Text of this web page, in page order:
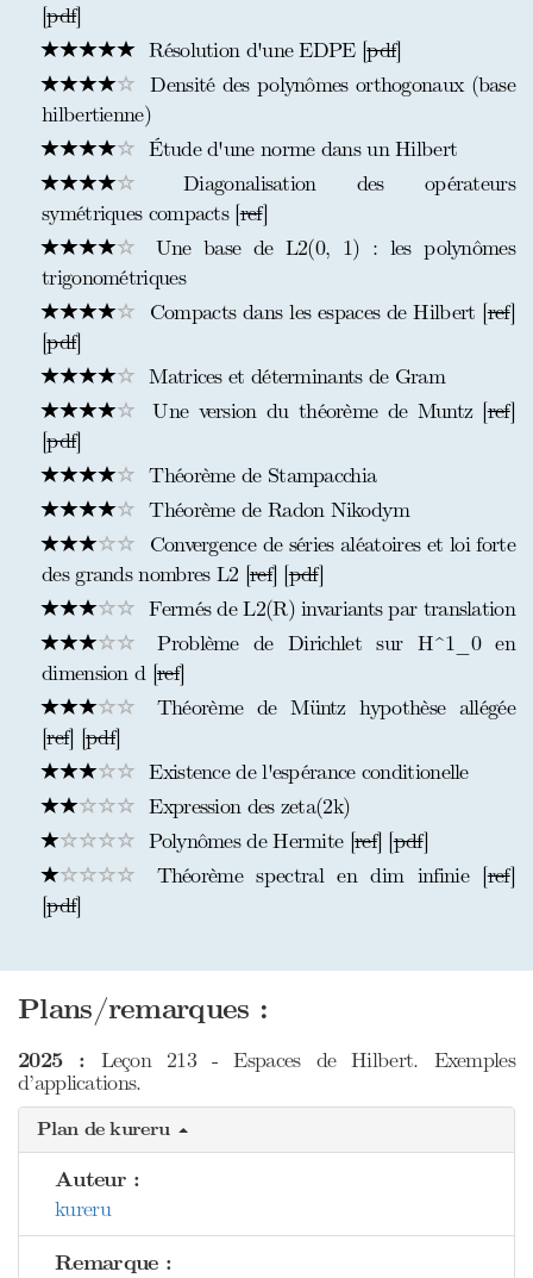
[pdf]
Résolution d'une EDPE [pdf]
Densité des polynômes orthogonaux (base
hilbertienne)
Étude d'une norme dans un Hilbert
Diagonalisation des opérateurs
symétriques compacts [ref]
Une base de L2(0, 1) : les polynômes
trigonométriques
Compacts dans les espaces de Hilbert [ref]
[pdf]
Matrices et déterminants de Gram
Une version du théorème de Muntz [ref]
[pdf]
Théorème de Stampacchia
Théorème de Radon Nikodym
Convergence de séries aléatoires et loi forte
des grands nombres L2 [ref] [pdf]
Fermés de L2(R) invariants par translation
Problème de Dirichlet sur H^1_0 en
dimension d [ref]
Théorème de Müntz hypothèse allégée
[ref] [pdf]
Existence de l'espérance conditionelle
Expression des zeta(2k)
Polynômes de Hermite [ref] [pdf]
Théorème spectral en dim infinie [ref]
[pdf]
Plans/remarques :
2025 : Leçon 213 - Espaces de Hilbert. Exemples
d’applications.
Plan de kureru
Auteur :
kureru
Remarque :